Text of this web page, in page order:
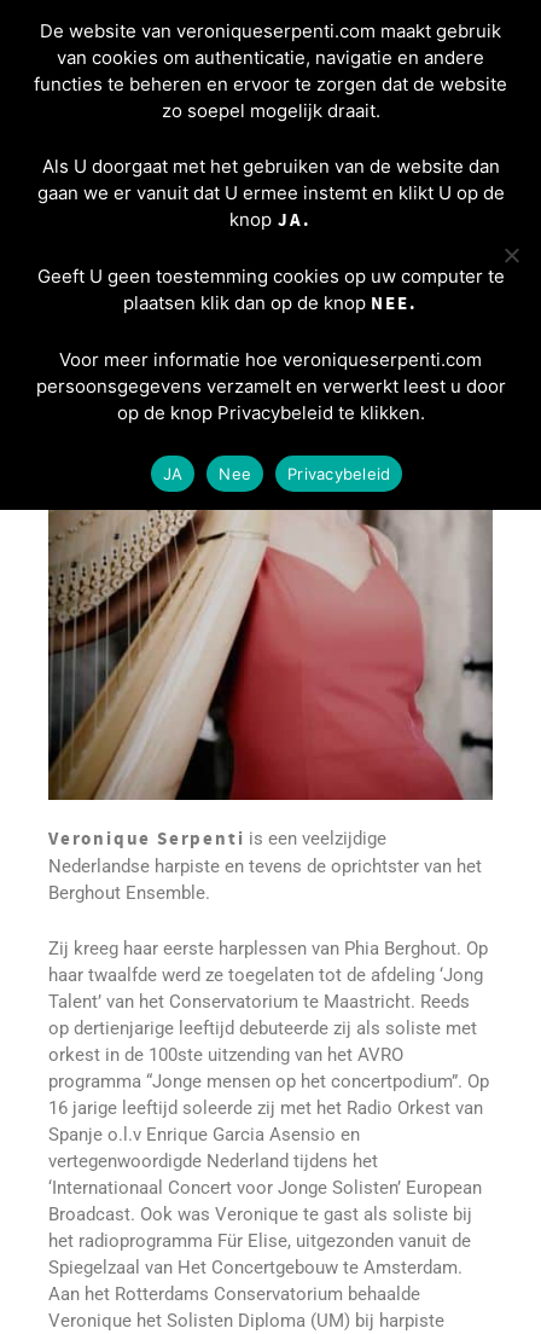
Veronique Serpenti, harp
Veronique Serpenti is een veelzijdige
Nederlandse harpiste en tevens de oprichtster van het
Berghout Ensemble.
Zij kreeg haar eerste harplessen van Phia Berghout. Op
haar twaalfde werd ze toegelaten tot de afdeling ‘Jong
Talent’ van het Conservatorium te Maastricht. Reeds
op dertienjarige leeftijd debuteerde zij als soliste met
orkest in de 100ste uitzending van het AVRO
programma “Jonge mensen op het concertpodium”. Op
16 jarige leeftijd soleerde zij met het Radio Orkest van
Spanje o.l.v Enrique Garcia Asensio en
vertegenwoordigde Nederland tijdens het
‘Internationaal Concert voor Jonge Solisten’ European
Broadcast. Ook was Veronique te gast als soliste bij
het radioprogramma Für Elise, uitgezonden vanuit de
Spiegelzaal van Het Concertgebouw te Amsterdam.
Aan het Rotterdams Conservatorium behaalde
Veronique het Solisten Diploma (UM) bij harpiste
De website van veroniqueserpenti.com maakt gebruik
van cookies om authenticatie, navigatie en andere
functies te beheren en ervoor te zorgen dat de website
zo soepel mogelijk draait.
Als U doorgaat met het gebruiken van de website dan
gaan we er vanuit dat U ermee instemt en klikt U op de
knop JA.
Geeft U geen toestemming cookies op uw computer te
plaatsen klik dan op de knop NEE.
Voor meer informatie hoe veroniqueserpenti.com
persoonsgegevens verzamelt en verwerkt leest u door
op de knop Privacybeleid te klikken.
JA Nee Privacybeleid